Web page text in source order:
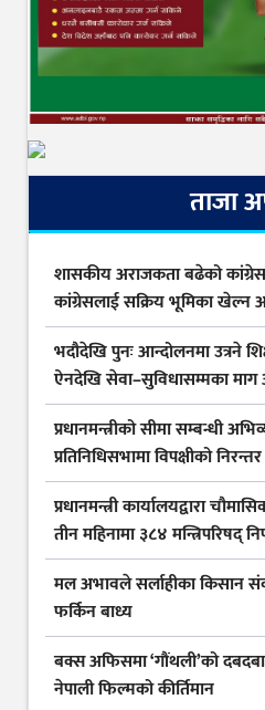
ताजा
शासकीय अराजकता बढेको
कांग्रेसलाई सक्रिय भूमिका खेल्न
भदौदेखि पुनः आन्दोलनमा उत्रने
ऐनदेखि सेवा–सुविधासम्मका माग
प्रधानमन्त्रीको सीमा सम्बन्धी
प्रतिनिधिसभामा विपक्षीको
प्रधानमन्त्री कार्यालयद्वारा
तीन महिनामा ३८४ मन्त्रिपरिषद्
मल अभावले सर्लाहीका किसान
फर्किन बाध्य
बक्स अफिसमा ‘गौंथली’को
नेपाली फिल्मको कीर्तिमान